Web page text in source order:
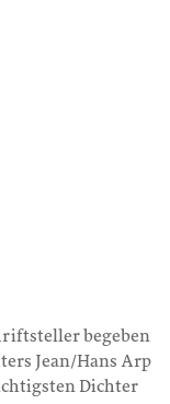
begeben
Jean/Hans Arp
Dichter